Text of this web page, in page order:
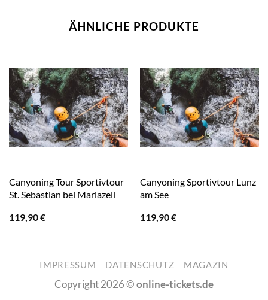
ÄHNLICHE PRODUKTE
Canyoning Tour Sportivtour
St. Sebastian bei Mariazell
119,90€
Canyoning Sportivtour Lunz
am See
119,90€
IMPRESSUM DATENSCHUTZ MAGAZIN
Copyright 2026 ©online-tickets.de